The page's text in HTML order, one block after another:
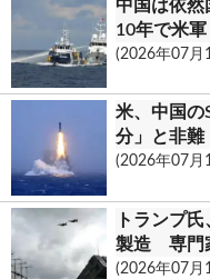
中国は依
10年で米軍
(2026年07月
米、中国の
分」と非難
(2026年07月
トランプ
製造 専門
(2026年07月